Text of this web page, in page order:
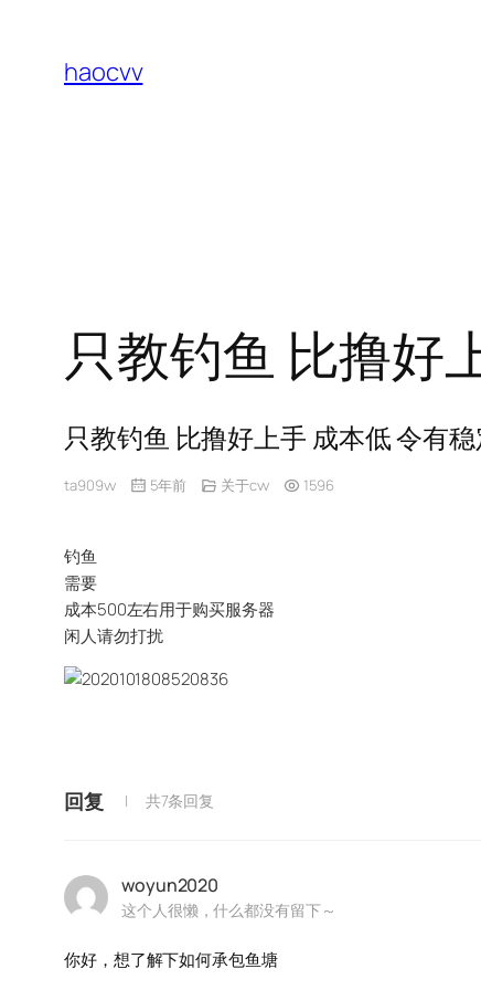
haocvv
只教钓鱼 比撸好
只教钓鱼 比撸好上手 成本低 令有
ta909vv 5年前 关于cvv 1596
钓鱼
需要
成本500左右用于购买服务器
闲人请勿打扰
回复 共7条回复
woyun2020
这个人很懒，什么都没有留下～
你好，想了解下如何承包鱼塘